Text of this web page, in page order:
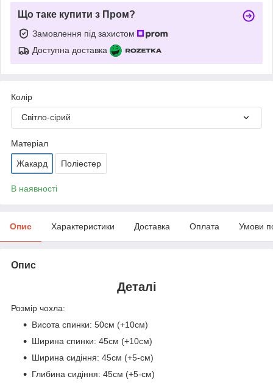
Що таке купити з Пром?
Замовлення під захистом
Доступна доставка
Колір
Світло-сірий
Матеріал
Жакард Поліестер
В наявності
Опис Характеристики Доставка Оплата Умови
Опис
Деталі
Розмір чохла:
Висота спинки: 50см (+10см)
Ширина спинки: 45см (+10см)
Ширина сидіння: 45см (+5-см)
Глибина сидіння: 45см (+5-см)